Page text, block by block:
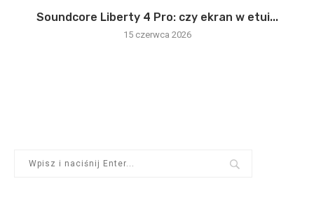
Soundcore Liberty 4 Pro: czy ekran w etui...
15 czerwca 2026